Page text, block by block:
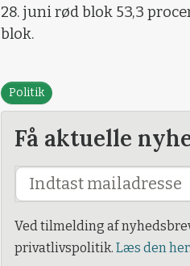
28. juni rød blok 53,3
blok.
Politik
Få aktuelle
Ved tilmelding af
privatlivspolitik. Læs den her.